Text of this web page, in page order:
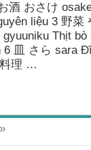
酒 おさけ
liệu 3 野菜
Thịt bò
6 皿 さら sara
理 …
»